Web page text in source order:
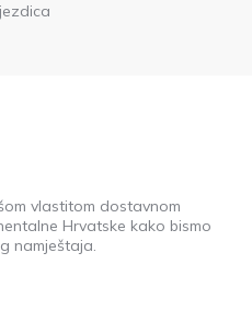
vlastitom dostavnom
Hrvatske kako bismo
namještaja.